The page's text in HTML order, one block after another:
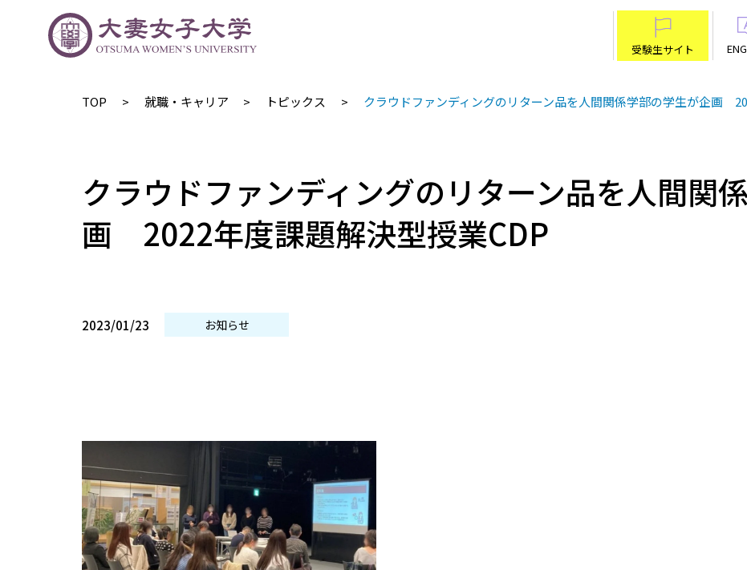
受験生サイト
TOP 就職・キャリア トピックス クラウドファンディングのリターン品を人間関係学部の学生が企画
クラウドファンディングのリターン品を人間関
画 2022年度課題解決型授業CDP
2023/01/23 お知らせ